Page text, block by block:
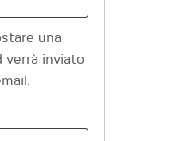
una
verrà inviato